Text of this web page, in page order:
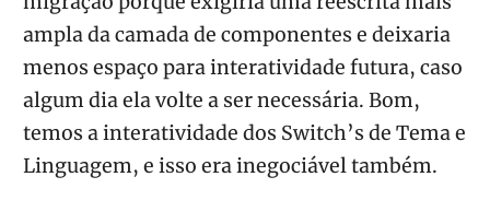
ampla da camada de componentes e deixaria
menos espaço para interatividade futura, caso
algum dia ela volte a ser necessária. Bom,
temos a interatividade dos Switch’s de Tema e
Linguagem, e isso era inegociável também.